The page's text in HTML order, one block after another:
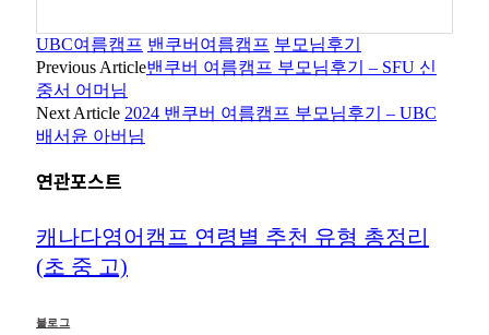
UBC여름캠프 밴쿠버여름캠프 부모님후기
Previous Article밴쿠버 여름캠프 부모님후기 – SFU 신
중서 어머님
Next Article 2024 밴쿠버 여름캠프 부모님후기 – UBC
배서윤 아버님
연관포스트
캐나다영어캠프 연령별 추천 유형 총정리
(초 중 고)
블로그